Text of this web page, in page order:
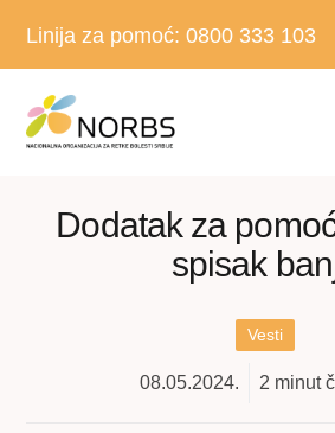
Linija za pomoć: 0800 333 103
Dodatak za
spisak
Vesti
08.05.2024. 2 minut